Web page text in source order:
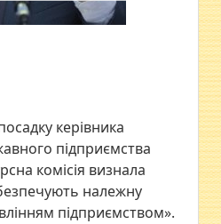
керівника
підприємства
комісія визнала
належну
підприємством».